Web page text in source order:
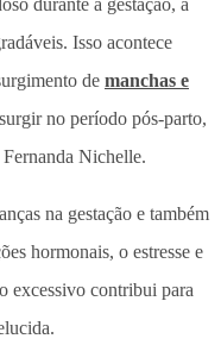
Isso acontece
de manchas e
no período pós-parto,
Nichelle.
na gestação e também
hormonais, o estresse e
excessivo contribui para